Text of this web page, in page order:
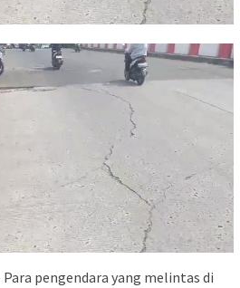
Para pengendara yang melintas di